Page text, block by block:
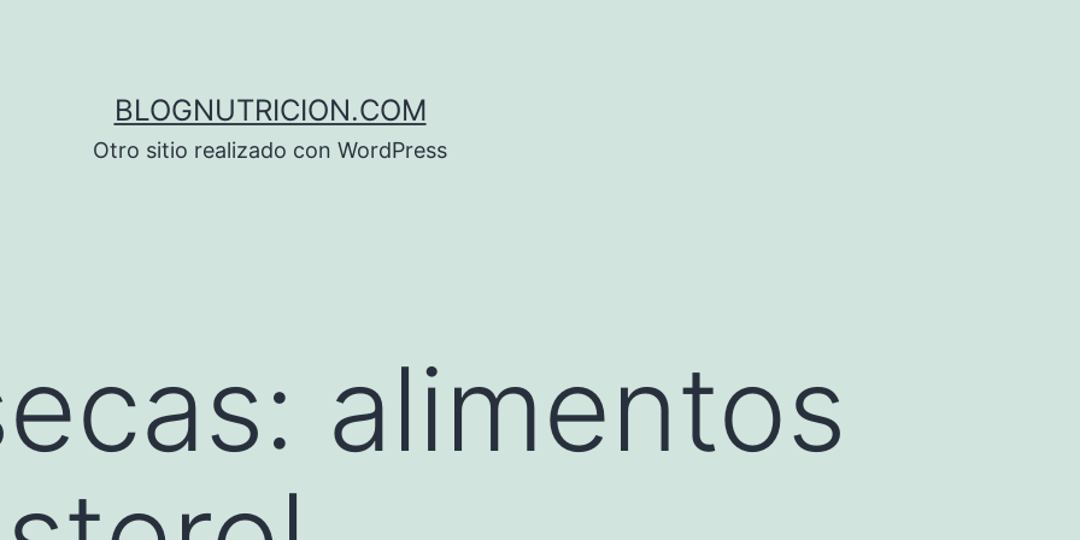
BLOGNUTRICION.COM
Otro sitio realizado con WordPress
alimentos